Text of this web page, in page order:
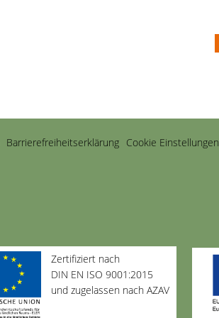
Barriere­freiheits­erklärung Cookie Einstellungen
Zertifiziert nach
DIN EN ISO 9001:2015
und zugelassen nach AZAV